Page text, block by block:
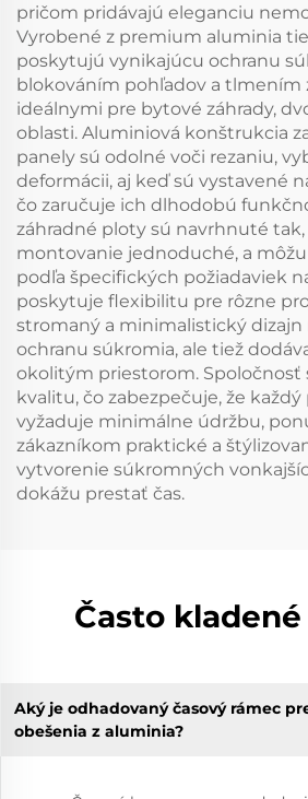
pričom pridávajú eleganciu
Vyrobené z premium aluminia
poskytujú vynikajúcu ochranu
blokováním pohľadov a tlmením
ideálnymi pre bytové záhrady,
oblasti. Aluminiová konštrukcia
panely sú odolné voči rezaniu,
deformácii, aj keď sú vystavené
čo zaručuje ich dlhodobú
záhradné ploty sú navrhnuté
montovanie jednoduché, a
podľa špecifických požiadaviek
poskytuje flexibilitu pre rôzne
stromaný a minimalistický dizajn
ochranu súkromia, ale tiež
okolitým priestorom. Spoločnosť
kvalitu, čo zabezpečuje, že
vyžaduje minimálne údržbu,
zákazníkom praktické a
vytvorenie súkromných
dokážu prestať čas.
Často
Aký je odhadovaný časový rámec
obešenia z aluminia?